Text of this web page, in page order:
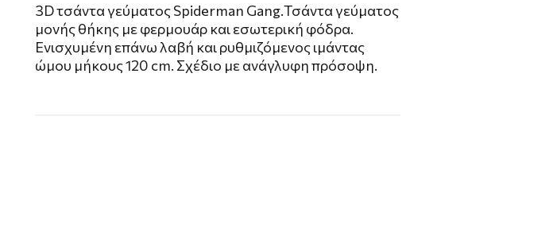
3D τσάντα γεύματος Spiderman Gang.Τσάντα γεύματος
μονής θήκης με φερμουάρ και εσωτερική φόδρα.
Ενισχυμένη επάνω λαβή και ρυθμιζόμενος ιμάντας
ώμου μήκους 120 cm. Σχέδιο με ανάγλυφη πρόσοψη.